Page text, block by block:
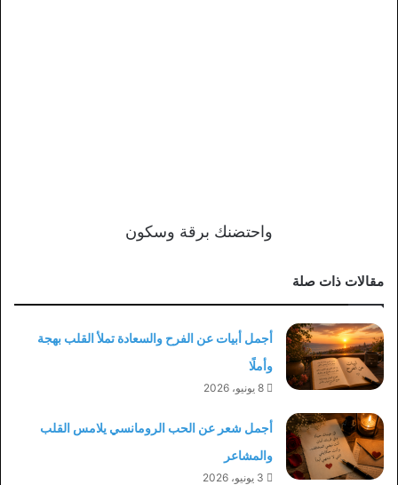
واحتضنك برقة وسكون
مقالات ذات صلة
أجمل أبيات عن الفرح والسعادة تملأ القلب بهجة
وأملًا
8 يونيو، 2026
أجمل شعر عن الحب الرومانسي يلامس القلب
والمشاعر
3 يونيو، 2026